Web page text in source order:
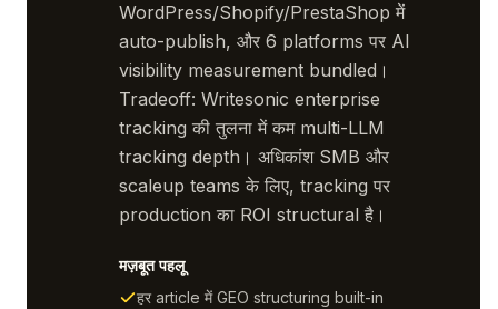
WordPress/Shopify/PrestaShop में
auto-publish, और 6 platforms पर AI
visibility measurement bundled।
Tradeoff: Writesonic enterprise
tracking की तुलना में कम multi-LLM
tracking depth। अधिकांश SMB और
scaleup teams के लिए, tracking पर
production का ROI structural है।
मज़बूत पहलू
हर article में GEO structuring built-in